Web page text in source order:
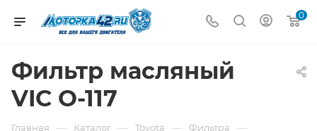
0
Фильтр масляный
VIС O-117
Главная — Каталог — Toyota — Фильтра —